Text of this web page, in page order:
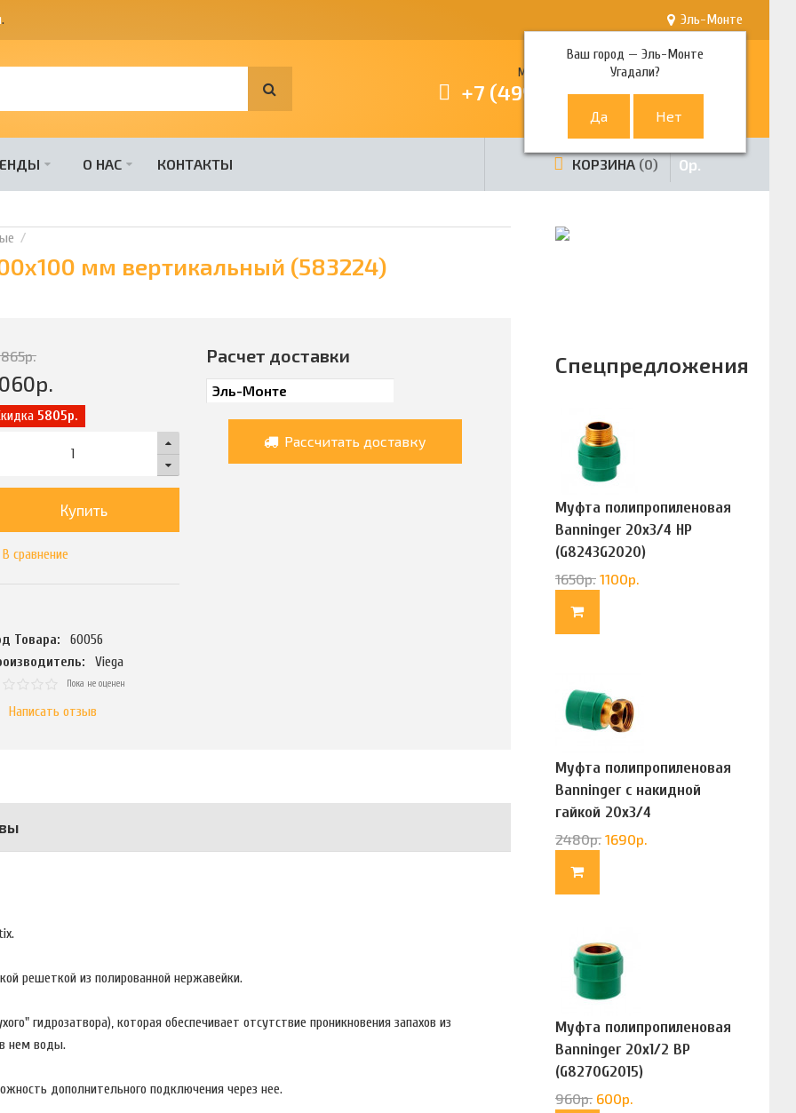
. Эль-Монте
Ваш город —Эль-Монте
Угадали?
Многоканальный телефон
+7 (499) 380-80-80
О НАС КОНТАКТЫ КОРЗИНА 0 0р.
мм вертикальный (583224)
р.
р.
5805р.
Купить
В сравнение
Товара:
60056
Viega
Пока не оценен
Написать отзыв
Расчет доставки
Рассчитать доставку
решеткой из полированной нержавейки.
гидрозатвора), которая обеспечивает отсутствие проникновения запахов из
нем воды.
дополнительного подключения через нее.
Спецпредложения
Муфта полипропиленовая
Banninger 20х3/4 НР
(G8243G2020)
1650р. 1100р.
Муфта полипропиленовая
Banninger с накидной
гайкой 20х3/4
(G83322020)
2480р. 1690р.
Муфта полипропиленовая
Banninger 20х1/2 ВР
(G8270G2015)
960р. 600р.